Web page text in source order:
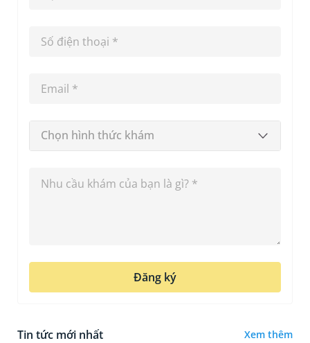
Chọn hình thức khám
Đăng ký
Tin tức mới nhất Xem thêm